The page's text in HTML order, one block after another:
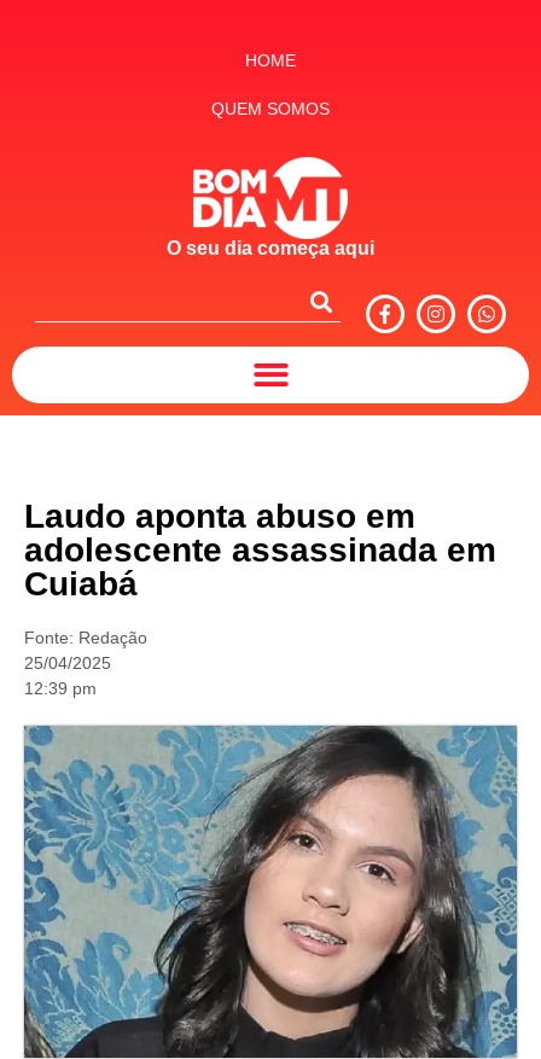
HOME
QUEM SOMOS
O seu dia começa aqui
Laudo aponta abuso em
adolescente assassinada em
Cuiabá
Fonte: Redação
25/04/2025
12:39 pm